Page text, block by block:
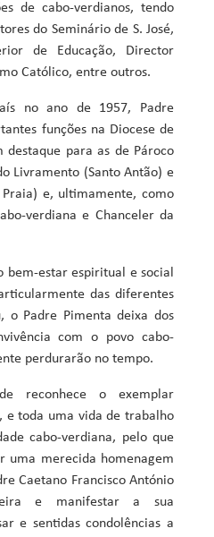
de cabo-verdianos, tendo
do Seminário de S. José,
de Educação, Director
Católico, entre outros.
no ano de 1957, Padre
funções na Diocese de
destaque para as de Pároco
Livramento (Santo Antão) e
Praia) e, ultimamente, como
verdiana e Chanceler da
bem-estar espiritual e social
das diferentes
o Padre Pimenta deixa dos
com o povo cabo-
perdurarão no tempo.
reconhece o exemplar
e toda uma vida de trabalho
cabo-verdiana, pelo que
uma merecida homenagem
Caetano Francisco António
e manifestar a sua
e sentidas condolências a